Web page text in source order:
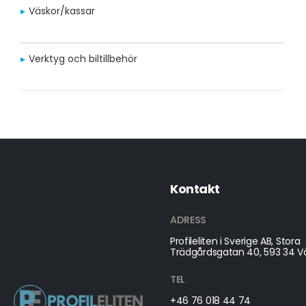
Väskor/kassar
Verktyg och biltillbehör
Kontakt
ADRESS
Profileliten i Sverige AB, Stora
Trädgårdsgatan 40, 593 34
TEL
+46 76 018 44 74